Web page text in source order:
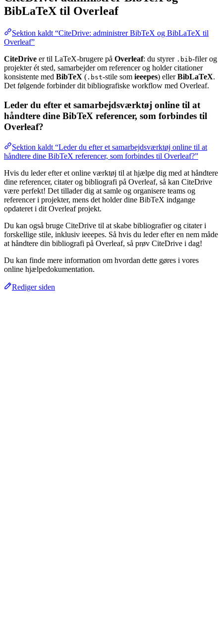
BibLaTeX til Overleaf
Sektion kaldt “CiteDrive: administrer BibTeX og BibLaTeX til
Overleaf”
CiteDrive er til LaTeX-brugere på Overleaf: du styrer .bib-filer og
projekter ét sted, samarbejder om referencer og holder citationer
konsistente med BibTeX ( .bst-stile som ieeepes) ellerBibLaTeX.
Det følgende forbinder dit bibliografiske workflow med Overleaf.
Leder du efter et samarbejdsværktøj online til at
håndtere dine BibTeX referencer, som forbindes til
Overleaf?
Sektion kaldt “Leder du efter et samarbejdsværktøj online til at
håndtere dine BibTeX referencer, som forbindes til Overleaf?”
Hvis du leder efter et online værktøj til at hjælpe dig med at håndtere
dine referencer, citater og bibliografi på Overleaf, så kan CiteDrive
være perfekt! Det tillader dig at samle og organisere teams og
referencer i projekter, mens det holder dine BibTeX indgange
opdateret i dit Overleaf projekt.
Du kan også bruge CiteDrive til at skabe bibliografier og citater i
forskellige stile, inklusiv ieeepes. Så hvis du leder efter en nem måde
at håndtere din bibliografi på Overleaf, så prøv CiteDrive i dag!
Du kan finde mere information om hvordan dette gøres i vores
online hjælpedokumentation.
Rediger siden